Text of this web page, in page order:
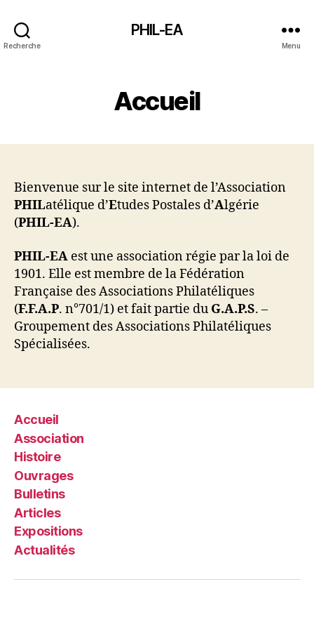
Recherche
PHIL-EA
Menu
Accueil
Bienvenue sur le site internet de l’Association
PHILatélique d’Etudes Postales d’Algérie
(PHIL-EA).
PHIL-EA est une association régie par la loi de
1901. Elle est membre de la Fédération
Française des Associations Philatéliques
(F.F.A.P. n°701/1) et fait partie du G.A.P.S. –
Groupement des Associations Philatéliques
Spécialisées.
Accueil
Association
Histoire
Ouvrages
Bulletins
Articles
Expositions
Actualités